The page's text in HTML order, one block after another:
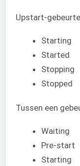
Upstart-
Starting
Started
Stopping
Stopped
Tussen een
Waiting
Pre-start
Starting